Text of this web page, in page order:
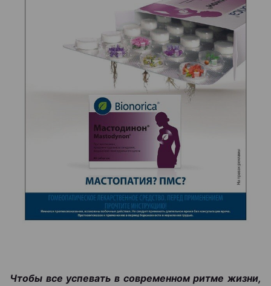
Чтобы все успевать в современном ритме жизни,